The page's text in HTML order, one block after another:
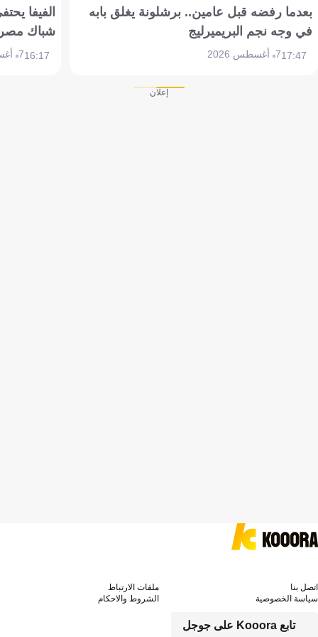
بعدما رفضه قبل عامين.. برشلونة يغلق بابه
في وجه نجم البريميرليج
17:477 أغسطس 2026
الفيفا
شباك
16:177 أغسطس 2026
إعلان
تابع Kooora على جوجل
اتصل بنا
ملفات الارتباط
سياسة الخصوصية
الشروط والاحكام